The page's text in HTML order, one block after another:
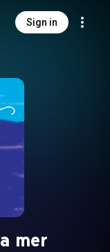
Sign in
mer